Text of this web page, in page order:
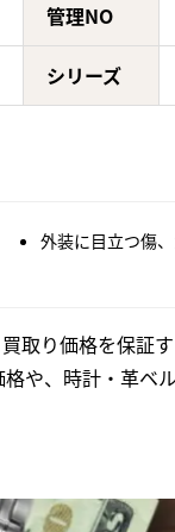
管理NO
シリーズ
外装に目立つ傷
取り価格を保証
や、時計・革ベ